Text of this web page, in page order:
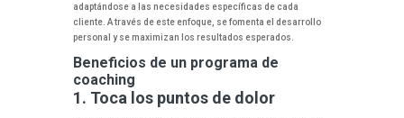
adaptándose a las necesidades específicas de cada
cliente. A través de este enfoque, se fomenta el desarrollo
personal y se maximizan los resultados esperados.
Beneficios de un programa de
coaching
1. Toca los puntos de dolor